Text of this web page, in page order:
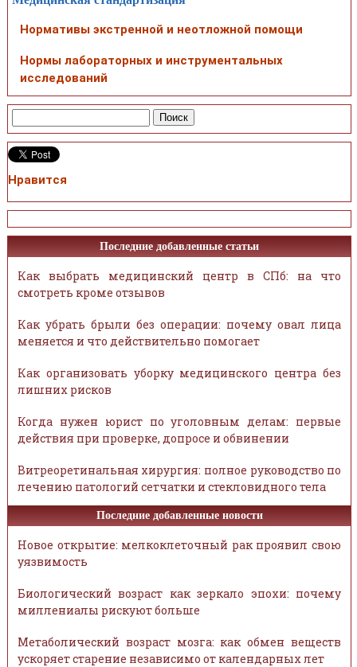
Нормативы экстренной и неотложной помощи
Нормы лабораторных и инструментальных
исследований
Нравится
Последние добавленные статьи
Как выбрать медицинский центр в СПб: на что
смотреть кроме отзывов
Как убрать брыли без операции: почему овал лица
меняется и что действительно помогает
Как организовать уборку медицинского центра без
лишних рисков
Когда нужен юрист по уголовным делам: первые
действия при проверке, допросе и обвинении
Витреоретинальная хирургия: полное руководство по
лечению патологий сетчатки и стекловидного тела
Последние добавленные новости
Новое открытие: мелкоклеточный рак проявил свою
уязвимость
Биологический возраст как зеркало эпохи: почему
миллениалы рискуют больше
Метаболический возраст мозга: как обмен веществ
ускоряет старение независимо от календарных лет